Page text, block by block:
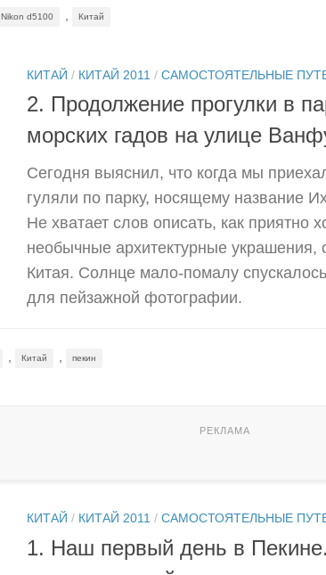
Nikon d5100 , Китай
КИТАЙ / КИТАЙ 2011 / САМОСТОЯТЕЛЬНЫЕ
2. Продолжение прогулки в
морских гадов на улице
Сегодня выяснил, что когда мы
гуляли по парку, носящему название
Не хватает слов описать, как приятно
необычные архитектурные украшения,
Китая. Солнце мало-помалу
для пейзажной фотографии.
, Китай , пекин
КИТАЙ / КИТАЙ 2011 / САМОСТОЯТЕЛЬНЫЕ
1. Наш первый день в